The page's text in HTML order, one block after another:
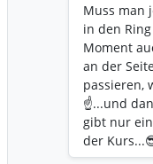
Muss man
in den
Moment
an der
passieren,
☝️...und
gibt nur
der